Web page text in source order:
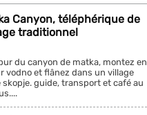
Canyon, téléphérique de
traditionnel
du canyon de matka, montez en
vodno et flânez dans un village
guide, transport et café au